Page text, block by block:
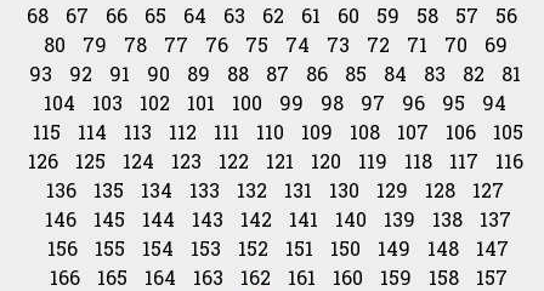
56
57
58
59
60
61
62
63
64
65
66
67
68
69
70
71
72
73
74
75
76
77
78
79
80
81
82
83
84
85
86
87
88
89
90
91
92
93
94
95
96
97
98
99
100
101
102
103
104
105
106
107
108
109
110
111
112
113
114
115
116
117
118
119
120
121
122
123
124
125
126
127
128
129
130
131
132
133
134
135
136
137
138
139
140
141
142
143
144
145
146
147
148
149
150
151
152
153
154
155
156
157
158
159
160
161
162
163
164
165
166